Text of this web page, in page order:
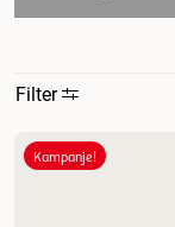
Filter
Mest relevant
Kampanje!